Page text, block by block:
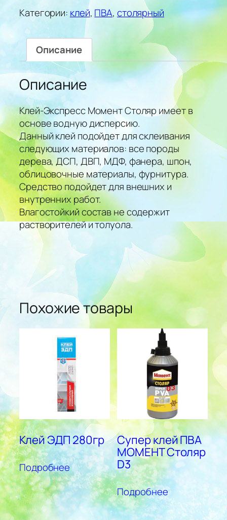
Категории: клей, ПВА, столярный
Описание
Описание
Клей-Экспресс Момент Столяр имеет в
основе водную дисперсию.
Данный клей подойдет для склеивания
следующих материалов: все породы
дерева, ДСП, ДВП, МДФ, фанера, шпон,
облицовочные материалы, фурнитура.
Средство подойдет для внешних и
внутренних работ.
Влагостойкий состав не содержит
растворителей и толуола.
Похожие товары
Клей ЭДП 280гр
Подробнее
Супер клей ПВА
МОМЕНТ Столяр
D3
Подробнее